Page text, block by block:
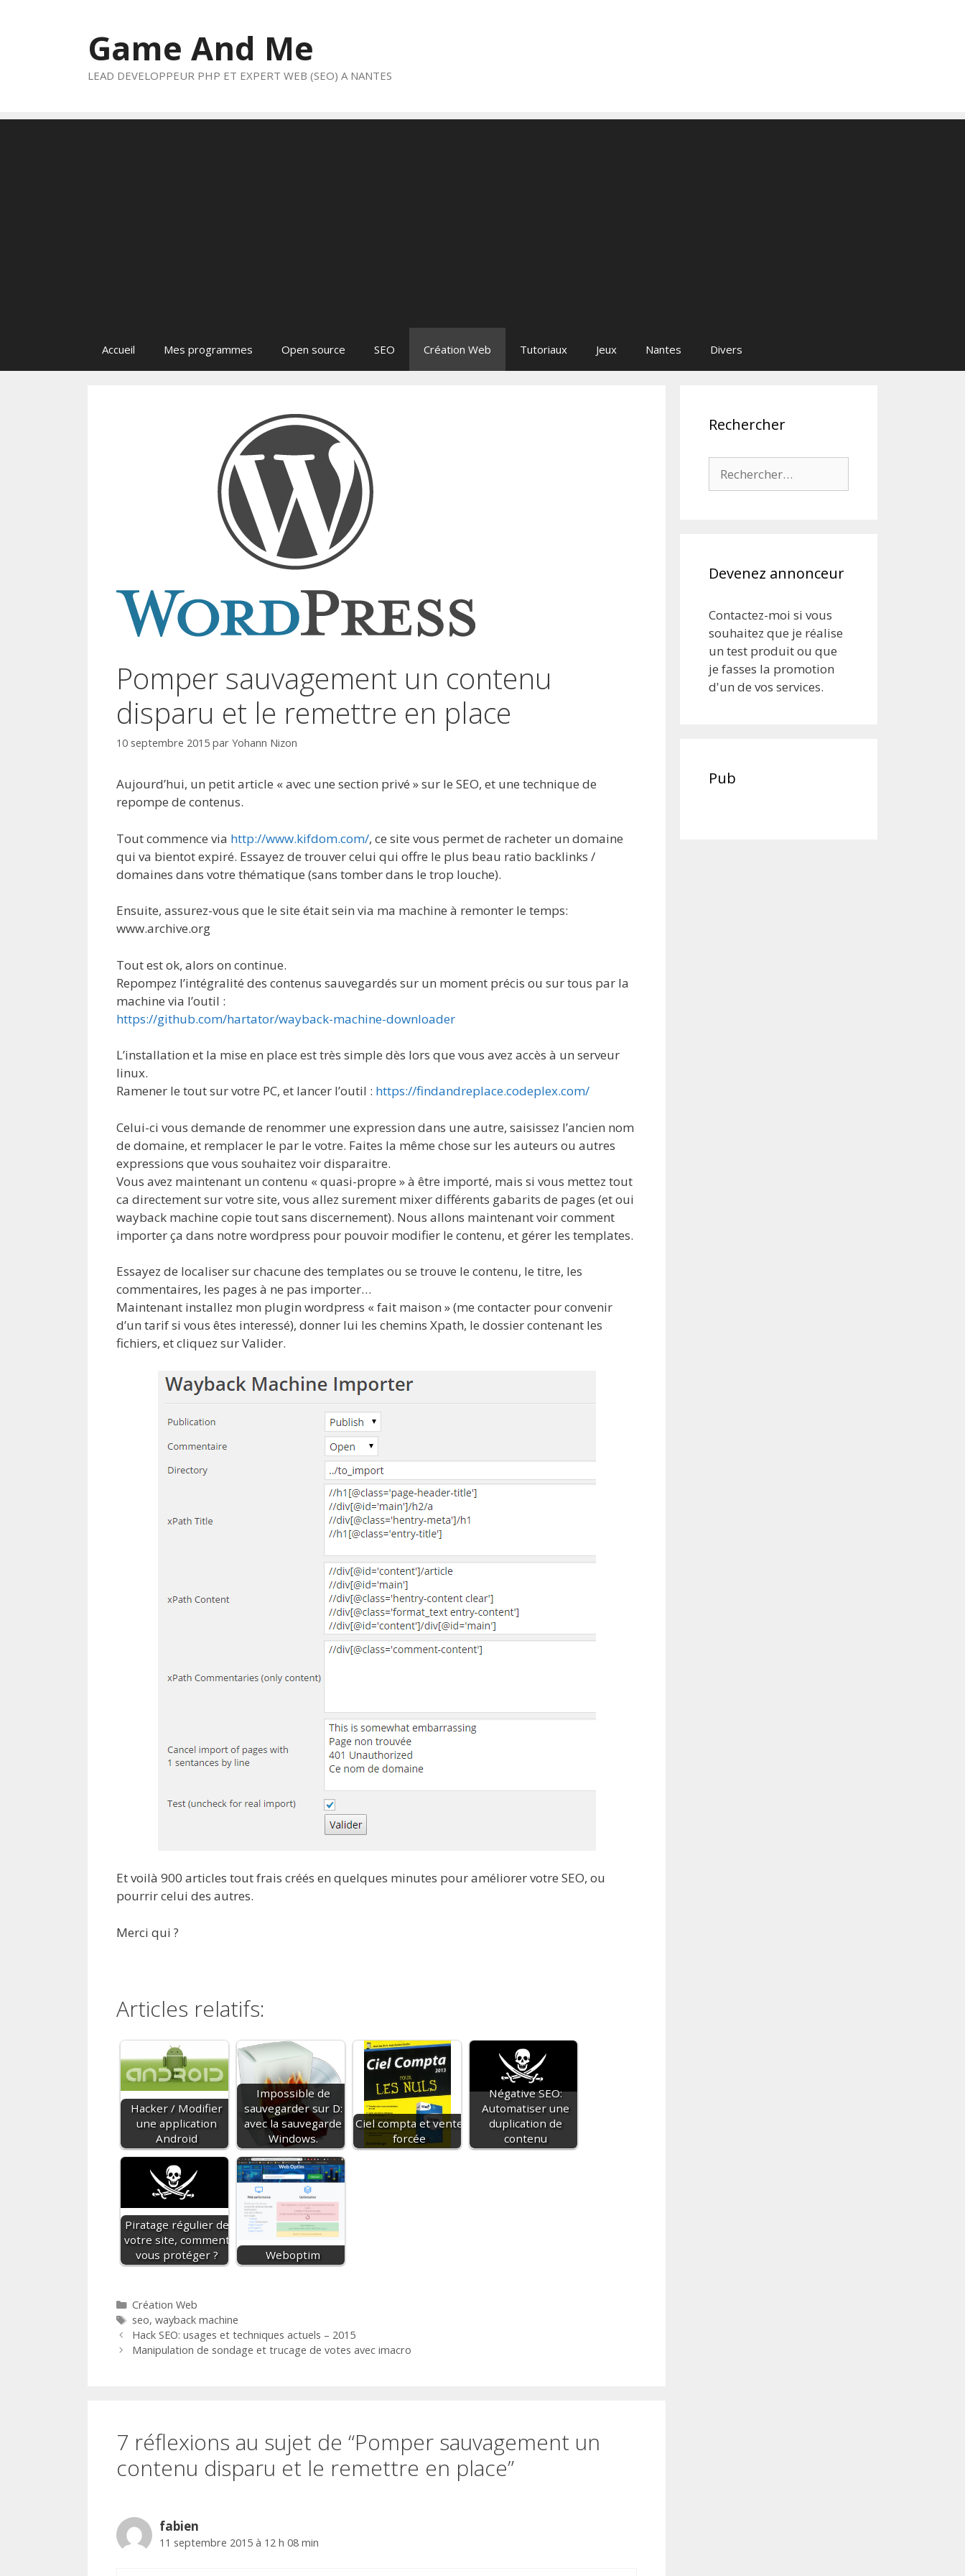
Game And Me
LEAD DEVELOPPEUR PHP ET EXPERT WEB (SEO) A NANTES
Accueil Mes programmes Open source SEO Création Web Tutoriaux Jeux Nantes Divers
Pomper sauvagement un contenu
disparu et le remettre en place
10 septembre 2015 par Yohann Nizon
Aujourd’hui, un petit article « avec une section privé » sur le SEO, et une technique de
repompe de contenus.
Tout commence via http://www.kifdom.com/, ce site vous permet de racheter un domaine
qui va bientot expiré. Essayez de trouver celui qui offre le plus beau ratio backlinks /
domaines dans votre thématique (sans tomber dans le trop louche).
Ensuite, assurez-vous que le site était sein via ma machine à remonter le temps:
www.archive.org
Tout est ok, alors on continue.
Repompez l’intégralité des contenus sauvegardés sur un moment précis ou sur tous par la
machine via l’outil :
https://github.com/hartator/wayback-machine-downloader
L’installation et la mise en place est très simple dès lors que vous avez accès à un serveur
linux.
Ramener le tout sur votre PC, et lancer l’outil : https://findandreplace.codeplex.com/
Celui-ci vous demande de renommer une expression dans une autre, saisissez l’ancien nom
de domaine, et remplacer le par le votre. Faites la même chose sur les auteurs ou autres
expressions que vous souhaitez voir disparaitre.
Vous avez maintenant un contenu « quasi-propre » à être importé, mais si vous mettez tout
ca directement sur votre site, vous allez surement mixer différents gabarits de pages (et oui
wayback machine copie tout sans discernement). Nous allons maintenant voir comment
importer ça dans notre wordpress pour pouvoir modifier le contenu, et gérer les templates.
Essayez de localiser sur chacune des templates ou se trouve le contenu, le titre, les
commentaires, les pages à ne pas importer…
Maintenant installez mon plugin wordpress « fait maison » (me contacter pour convenir
d’un tarif si vous êtes interessé), donner lui les chemins Xpath, le dossier contenant les
fichiers, et cliquez sur Valider.
Et voilà 900 articles tout frais créés en quelques minutes pour améliorer votre SEO, ou
pourrir celui des autres.
Merci qui ?
Articles relatifs:
Hacker / Modifier
une application
Android
Impossible de
sauvegarder sur D:
avec la sauvegarde
Windows.
Ciel compta et vente
forcée
Négative SEO:
Automatiser une
duplication de
contenu
Piratage régulier de
votre site, comment
vous protéger ?
Weboptim
Catégories
Création Web
Étiquettes
seo, wayback machine
Hack SEO: usages et techniques actuels – 2015
Manipulation de sondage et trucage de votes avec imacro
7 réflexions au sujet de “Pomper sauvagement un
contenu disparu et le remettre en place”
fabien
11 septembre 2015 à 12 h 08 min
Rechercher
Devenez annonceur
Contactez-moi si vous
souhaitez que je réalise
un test produit ou que
je fasses la promotion
d'un de vos services.
Pub